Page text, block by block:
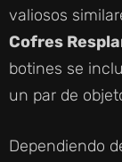
valiosos
Cofres
botines se
un par de
Dependiendo